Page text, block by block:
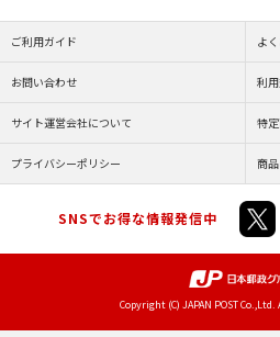
ご利用ガイド よ
お問い合わせ 利
サイト運営会社について 特
プライバシーポリシー 商
SNSでお得な情報発信中
Copyright (C) JAPAN POST